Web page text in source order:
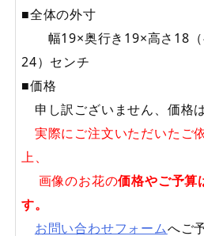
■全体の外寸
幅19×奥行き19×高さ18（
24）センチ
■価格
申し訳ございません、価格
実際にご注文いただいたご
上、
画像のお花の価格やご予算
す。
お問い合わせフォームへご